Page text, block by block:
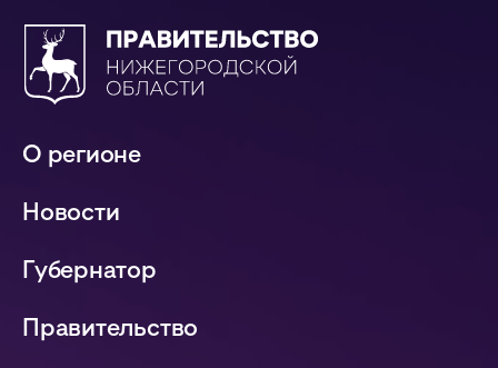
О регионе
Новости
Губернатор
Правительство